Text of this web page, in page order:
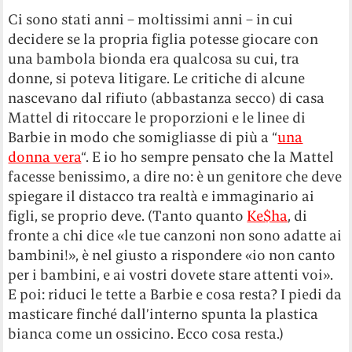
Ci sono stati anni – moltissimi anni – in cui
decidere se la propria figlia potesse giocare con
una bambola bionda era qualcosa su cui, tra
donne, si poteva litigare. Le critiche di alcune
nascevano dal rifiuto (abbastanza secco) di casa
Mattel di ritoccare le proporzioni e le linee di
Barbie in modo che somigliasse di più a “una
donna vera“. E io ho sempre pensato che la Mattel
facesse benissimo, a dire no: è un genitore che deve
spiegare il distacco tra realtà e immaginario ai
figli, se proprio deve. (Tanto quanto Ke$ha, di
fronte a chi dice «le tue canzoni non sono adatte ai
bambini!», è nel giusto a rispondere «io non canto
per i bambini, e ai vostri dovete stare attenti voi».
E poi: riduci le tette a Barbie e cosa resta? I piedi da
masticare finché dall’interno spunta la plastica
bianca come un ossicino. Ecco cosa resta.)